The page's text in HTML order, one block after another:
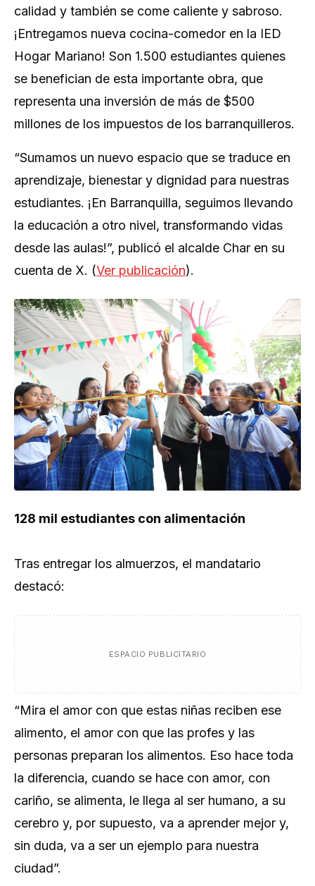
calidad y también se come caliente y sabroso.
¡Entregamos nueva cocina-comedor en la IED
Hogar Mariano! Son 1.500 estudiantes quienes
se benefician de esta importante obra, que
representa una inversión de más de $500
millones de los impuestos de los barranquilleros.
“Sumamos un nuevo espacio que se traduce en
aprendizaje, bienestar y dignidad para nuestras
estudiantes. ¡En Barranquilla, seguimos llevando
la educación a otro nivel, transformando vidas
desde las aulas!”, publicó el alcalde Char en su
cuenta de X. (Ver publicación).
128 mil estudiantes con alimentación
Tras entregar los almuerzos, el mandatario
destacó:
ESPACIO PUBLICITARIO
“Mira el amor con que estas niñas reciben ese
alimento, el amor con que las profes y las
personas preparan los alimentos. Eso hace toda
la diferencia, cuando se hace con amor, con
cariño, se alimenta, le llega al ser humano, a su
cerebro y, por supuesto, va a aprender mejor y,
sin duda, va a ser un ejemplo para nuestra
ciudad”.